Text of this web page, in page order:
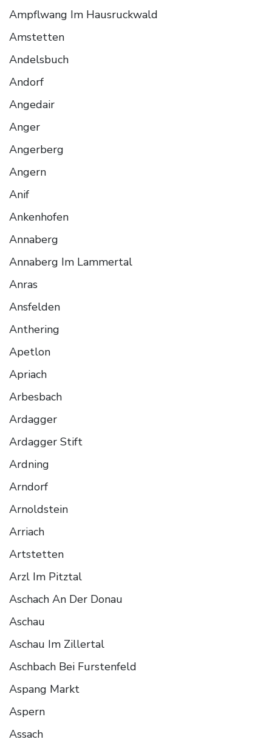
Ampflwang Im Hausruckwald
Amstetten
Andelsbuch
Andorf
Angedair
Anger
Angerberg
Angern
Anif
Ankenhofen
Annaberg
Annaberg Im Lammertal
Anras
Ansfelden
Anthering
Apetlon
Apriach
Arbesbach
Ardagger
Ardagger Stift
Ardning
Arndorf
Arnoldstein
Arriach
Artstetten
Arzl Im Pitztal
Aschach An Der Donau
Aschau
Aschau Im Zillertal
Aschbach Bei Furstenfeld
Aspang Markt
Aspern
Assach